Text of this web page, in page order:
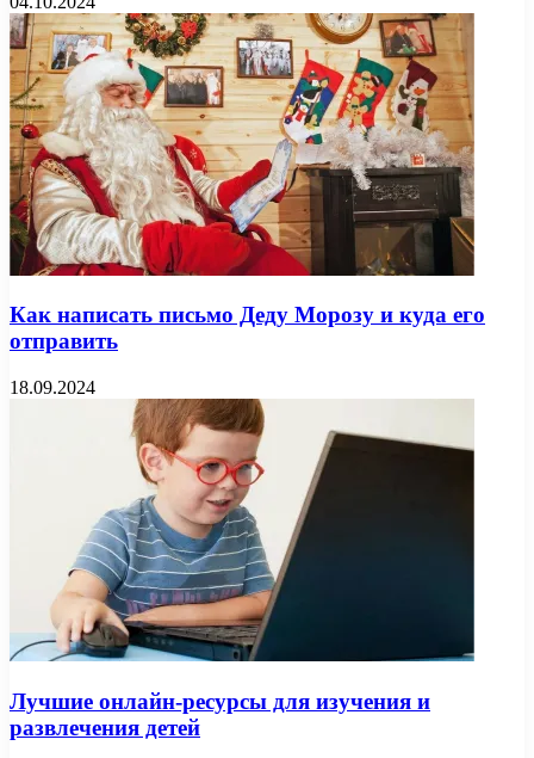
Как написать письмо Деду Морозу и куда его
отправить
18.09.2024
Лучшие онлайн-ресурсы для изучения и
развлечения детей